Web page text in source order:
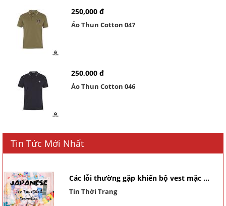
250,000 đ
Áo Thun Cotton 047
250,000 đ
Áo Thun Cotton 046
Tin Tức Mới Nhất
Các lỗi thường gặp khiến bộ vest mặc ...
Tin Thời Trang